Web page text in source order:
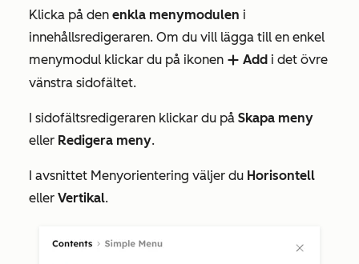
Klicka på den enkla menymodulen i
innehållsredigeraren. Om du vill lägga till en enkel
menymodul klickar du på ikonen add Add i det övre
vänstra sidofältet.
I sidofältsredigeraren klickar du på Skapa meny
eller Redigera meny.
I avsnittet Menyorientering väljer du Horisontell
eller Vertikal.